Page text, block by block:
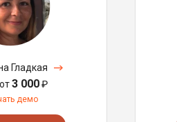
Гладкая
3 000₽
демо